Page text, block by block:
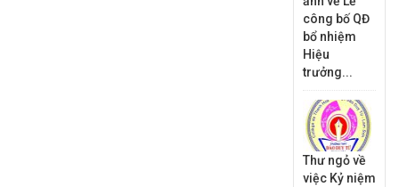
công bố QĐ
bổ nhiệm
Hiệu
trưởng...
Thư ngỏ về
việc Kỷ niệm